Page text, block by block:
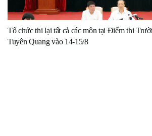
Tổ chức thi lại tất cả các môn tại Điểm thi
Tuyên Quang vào 14-15/8